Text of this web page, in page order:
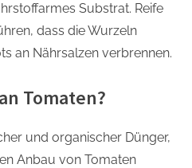
Substrat. Reife
dass die Wurzeln
an Nährsalzen verbrennen.
Tomaten?
und organischer Dünger,
Anbau von Tomaten